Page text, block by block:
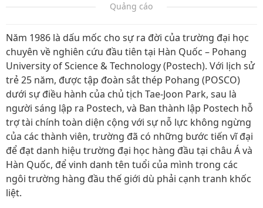
Quảng cáo
Năm 1986 là dấu mốc cho sự ra đời của trường đại học
chuyên về nghiên cứu đầu tiên tại Hàn Quốc – Pohang
University of Science & Technology (Postech). Với lịch sử
trẻ 25 năm, được tập đoàn sắt thép Pohang (POSCO)
dưới sự điều hành của chủ tịch Tae-Joon Park, sau là
người sáng lập ra Postech, và Ban thành lập Postech hỗ
trợ tài chính toàn diện cộng với sự nỗ lực không ngừng
của các thành viên, trường đã có những bước tiến vĩ đại
để đạt danh hiệu trường đại học hàng đầu tại châu Á và
Hàn Quốc, để vinh danh tên tuổi của mình trong các
ngôi trường hàng đầu thế giới dù phải cạnh tranh khốc
liệt.